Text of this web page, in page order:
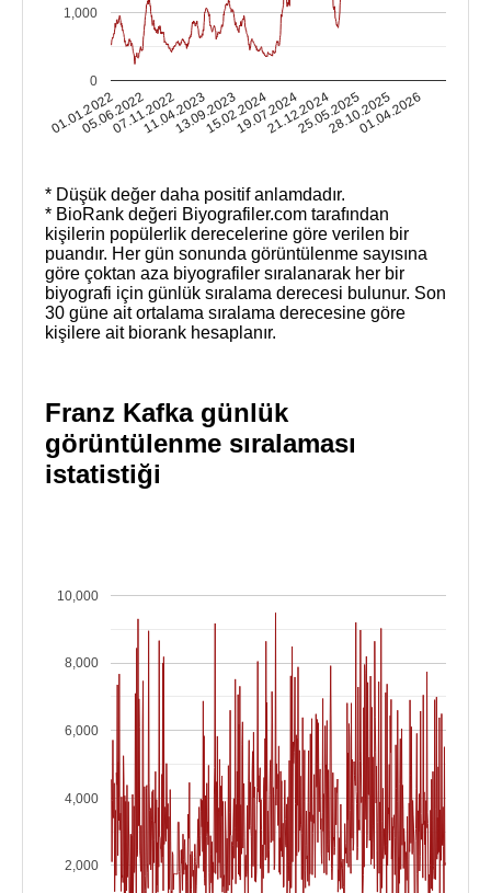
01.01.2022
05.06.2022
07.11.2022
11.04.2023
13.09.2023
15.02.2024
19.07.2024
21.12.2024
25.05.2025
28.10.2025
01.04.2026
0
1,000
* Düşük değer daha positif anlamdadır.
* BioRank değeri Biyografiler.com tarafından
kişilerin popülerlik derecelerine göre verilen bir
puandır. Her gün sonunda görüntülenme sayısına
göre çoktan aza biyografiler sıralanarak her bir
biyografi için günlük sıralama derecesi bulunur. Son
30 güne ait ortalama sıralama derecesine göre
kişilere ait biorank hesaplanır.
Franz Kafka günlük
görüntülenme sıralaması
istatistiği
2,000
4,000
6,000
8,000
10,000